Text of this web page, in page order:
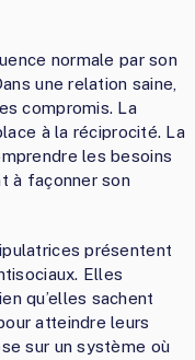
normale par son
une relation saine,
compromis. La
à la réciprocité. La
les besoins
à façonner son
présentent
Elles
qu’elles sachent
atteindre leurs
sur un système où